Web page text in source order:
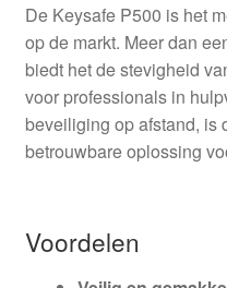
De Keysafe P500 is het
op de markt. Meer dan
biedt het de stevigheid
voor professionals in
beveiliging op afstand, is
betrouwbare oplossing
Voordelen